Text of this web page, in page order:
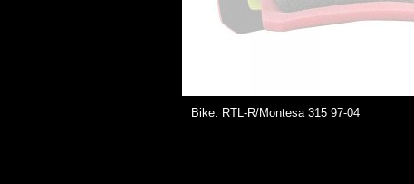
Bike: RTL-R/Montesa 315 97-04